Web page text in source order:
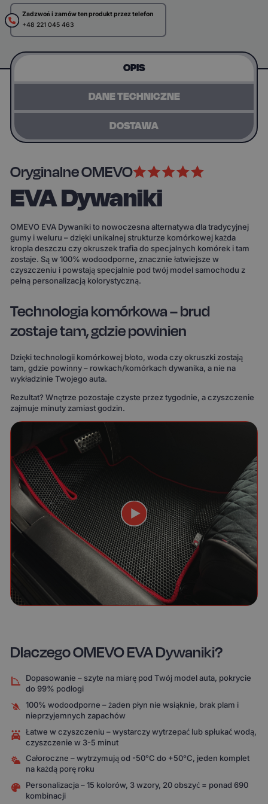
Zadzwoń i zamów ten produkt przez telefon
+48 221 045 463
OPIS
DANE TECHNICZNE
DOSTAWA
Oryginalne OMEVO
EVA Dywaniki
OMEVO EVA Dywaniki to nowoczesna alternatywa dla tradycyjnej
gumy i weluru – dzięki unikalnej strukturze komórkowej każda
kropla deszczu czy okruszek trafia do specjalnych komórek i tam
zostaje. Są w 100% wodoodporne, znacznie łatwiejsze w
czyszczeniu i powstają specjalnie pod twój model samochodu z
pełną personalizacją kolorystyczną.
Technologia komórkowa – brud
zostaje tam, gdzie powinien
Dzięki technologii komórkowej błoto, woda czy okruszki zostają
tam, gdzie powinny – rowkach/komórkach dywanika, a nie na
wykładzinie Twojego auta.
Rezultat? Wnętrze pozostaje czyste przez tygodnie, a czyszczenie
zajmuje minuty zamiast godzin.
Dlaczego OMEVO EVA Dywaniki?
Dopasowanie – szyte na miarę pod Twój model auta, pokrycie
do 99% podłogi
100% wodoodporne – żaden płyn nie wsiąknie, brak plam i
nieprzyjemnych zapachów
Łatwe w czyszczeniu – wystarczy wytrzepać lub spłukać wodą,
czyszczenie w 3-5 minut
Całoroczne – wytrzymują od -50°C do +50°C, jeden komplet
na każdą porę roku
Personalizacja – 15 kolorów, 3 wzory, 20 obszyć = ponad 690
kombinacji